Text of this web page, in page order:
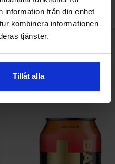
information från din enhet
kombinera informationen
tjänster.
Tillåt alla